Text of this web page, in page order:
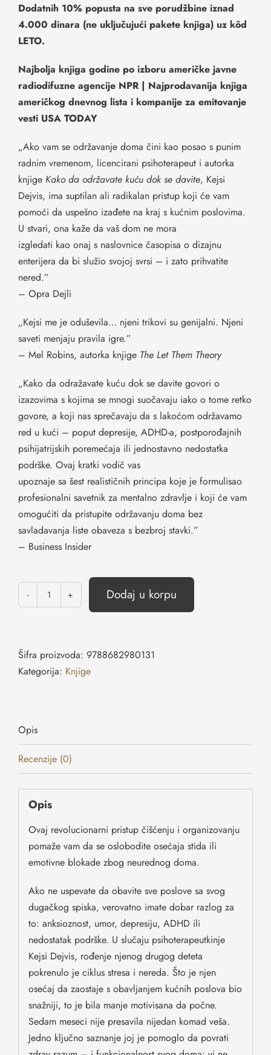
Dodatnih 10% popusta na sve porudžbine iznad
4.000 dinara (ne uključujući pakete knjiga) uz kôd
LETO.
Najbolja knjiga godine po izboru američke javne
radiodifuzne agencije NPR | Najprodavanija knjiga
američkog dnevnog lista i kompanije za emitovanje
vesti USA TODAY
„Ako vam se održavanje doma čini kao posao s punim
radnim vremenom, licencirani psihoterapeut i autorka
knjige Kako da održavate kuću dok se davite, Kejsi
Dejvis, ima suptilan ali radikalan pristup koji će vam
pomoći da uspešno izađete na kraj s kućnim poslovima.
U stvari, ona kaže da vaš dom ne mora
izgledati kao onaj s naslovnice časopisa o dizajnu
enterijera da bi služio svojoj svrsi – i zato prihvatite
nered.”
– Opra Dejli
„Kejsi me je oduševila… njeni trikovi su genijalni. Njeni
saveti menjaju pravila igre.”
– Mel Robins, autorka knjige The Let Them Theory
„Kako da odražavate kuću dok se davite govori o
izazovima s kojima se mnogi suočavaju iako o tome retko
govore, a koji nas sprečavaju da s lakoćom održavamo
red u kući – poput depresije, ADHD-a, postporođajnih
psihijatrijskih poremećaja ili jednostavno nedostatka
podrške. Ovaj kratki vodič vas
upoznaje sa šest realističnih principa koje je formulisao
profesionalni savetnik za mentalno zdravlje i koji će vam
omogućiti da pristupite održavanju doma bez
savladavanja liste obaveza s bezbroj stavki.”
– Business Insider
Dodaj u korpu
Šifra proizvoda: 9788682980131
Kategorija: Knjige
Opis
Recenzije (0)
Opis
Ovaj revolucionarni pristup čišćenju i organizovanju
pomaže vam da se oslobodite osećaja stida ili
emotivne blokade zbog neurednog doma.
Ako ne uspevate da obavite sve poslove sa svog
dugačkog spiska, verovatno imate dobar razlog za
to: anksioznost, umor, depresiju, ADHD ili
nedostatak podrške. U slučaju psihoterapeutkinje
Kejsi Dejvis, rođenje njenog drugog deteta
pokrenulo je ciklus stresa i nereda. Što je njen
osećaj da zaostaje s obavljanjem kućnih poslova bio
snažniji, to je bila manje motivisana da počne.
Sedam meseci nije presavila nijedan komad veša.
Jedno ključno saznanje joj je pomoglo da povrati